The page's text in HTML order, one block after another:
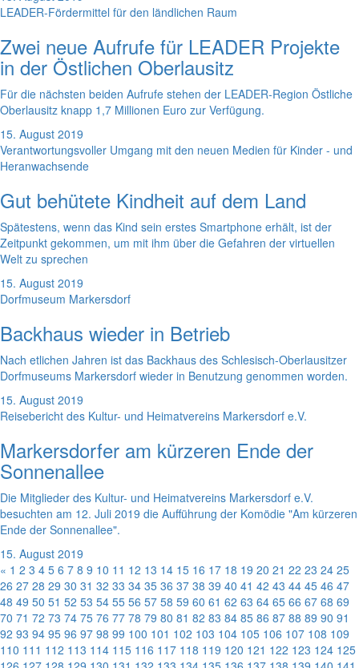
LEADER-Fördermittel für den ländlichen Raum
Zwei neue Aufrufe für LEADER Projekte
in der Östlichen Oberlausitz
Für die nächsten beiden Aufrufe stehen der LEADER-Region Östliche
Oberlausitz knapp 1,7 Millionen Euro zur Verfügung.
15. August 2019
Verantwortungsvoller Umgang mit den neuen Medien für Kinder - und
Heranwachsende
Gut behütete Kindheit auf dem Land
Spätestens, wenn das Kind sein erstes Smartphone erhält, ist der
Zeitpunkt gekommen, um mit ihm über die Gefahren der virtuellen
Welt zu sprechen
15. August 2019
Dorfmuseum Markersdorf
Backhaus wieder in Betrieb
Nach etlichen Jahren ist das Backhaus des Schlesisch-Oberlausitzer
Dorfmuseums Markersdorf wieder in Benutzung genommen worden.
15. August 2019
Reisebericht des Kultur- und Heimatvereins Markersdorf e.V.
Markersdorfer am kürzeren Ende der
Sonnenallee
Die Mitglieder des Kultur- und Heimatvereins Markersdorf e.V.
besuchten am 12. Juli 2019 die Aufführung der Komödie "Am kürzeren
Ende der Sonnenallee".
15. August 2019
« 1 2 3 4 5 6 7 8 9 10 11 12 13 14 15 16 17 18 19 20 21 22 23 24 25
26 27 28 29 30 31 32 33 34 35 36 37 38 39 40 41 42 43 44 45 46 47
48 49 50 51 52 53 54 55 56 57 58 59 60 61 62 63 64 65 66 67 68 69
70 71 72 73 74 75 76 77 78 79 80 81 82 83 84 85 86 87 88 89 90 91
92 93 94 95 96 97 98 99 100 101 102 103 104 105 106 107 108 109
110 111 112 113 114 115 116 117 118 119 120 121 122 123 124 125